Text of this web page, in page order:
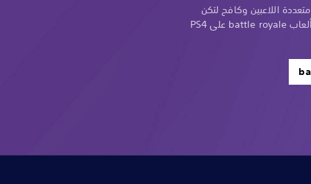
اللاعبين وكافح لتكن
آخر لاعب صامد في بعض أفضل ألعاب battle royale على PS4